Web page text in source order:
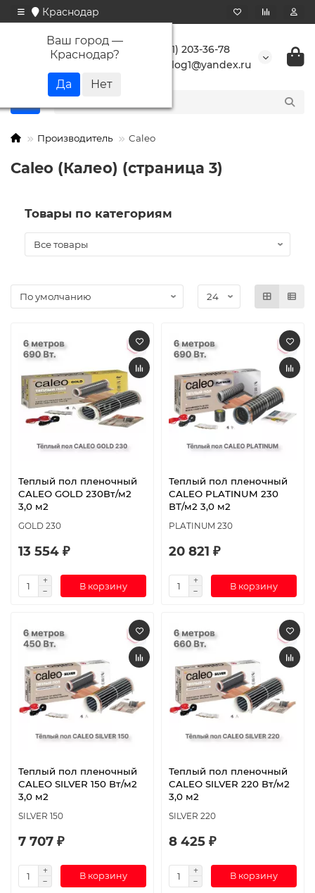
Краснодар
Ваш город —
Краснодар?
+7 (861) 203-36-78
buranlog1@yandex.ru
Производитель Caleo
Caleo (Калео) (страница 3)
Товары по категориям
Теплый пол пленочный
CALEO GOLD 230Вт/м2
3,0 м2
GOLD 230
13 554 ₽
В корзину
Теплый пол пленочный
CALEO PLATINUM 230
ВТ/м2 3,0 м2
PLATINUM 230
20 821 ₽
В корзину
Теплый пол пленочный
CALEO SILVER 150 Вт/м2
3,0 м2
SILVER 150
7 707 ₽
В корзину
Теплый пол пленочный
CALEO SILVER 220 Вт/м2
3,0 м2
SILVER 220
8 425 ₽
В корзину